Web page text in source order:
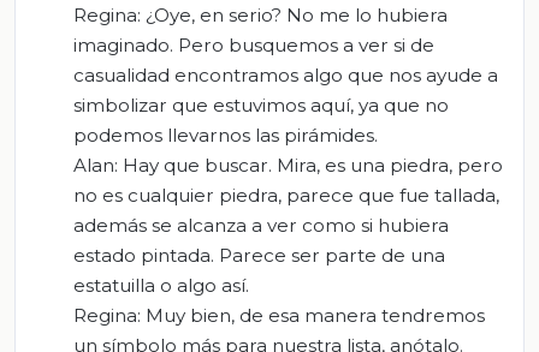
Regina: ¿Oye, en serio? No me lo hubiera
imaginado. Pero busquemos a ver si de
casualidad encontramos algo que nos ayude a
simbolizar que estuvimos aquí, ya que no
podemos llevarnos las pirámides.
Alan: Hay que buscar. Mira, es una piedra, pero
no es cualquier piedra, parece que fue tallada,
además se alcanza a ver como si hubiera
estado pintada. Parece ser parte de una
estatuilla o algo así.
Regina: Muy bien, de esa manera tendremos
un símbolo más para nuestra lista, anótalo.